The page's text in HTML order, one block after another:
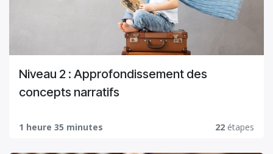
Niveau 2 : Approfondissement des
concepts narratifs
1 heure 35 minutes 22 étapes